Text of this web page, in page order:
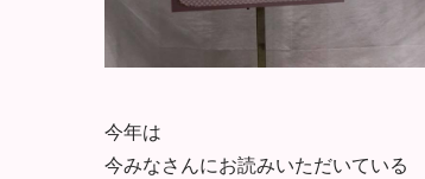
今年は
今みなさんにお読みいただいている